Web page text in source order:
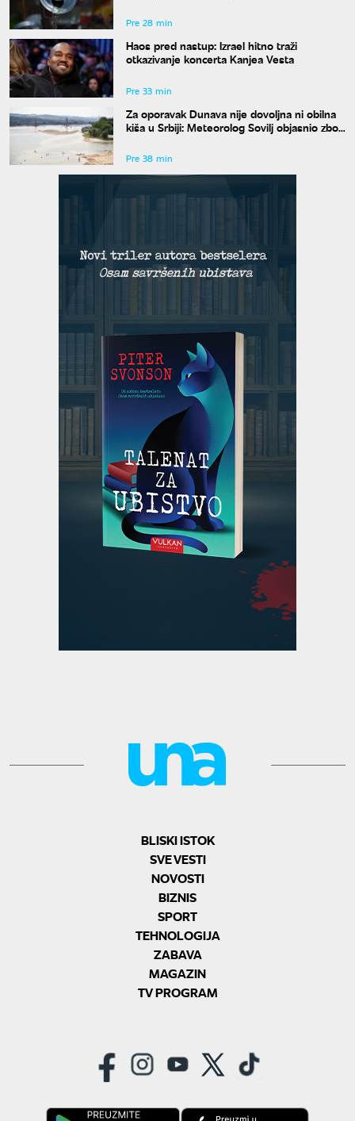
Pre 28 min
Haos pred nastup: Izrael hitno traži
otkazivanje koncerta Kanjea Vesta
Pre 33 min
Za oporavak Dunava nije dovoljna ni obilna
kiša u Srbiji: Meteorolog Sovilj objasnio zbog
Pre 38 min
BLISKI ISTOK
SVE VESTI
NOVOSTI
BIZNIS
SPORT
TEHNOLOGIJA
ZABAVA
MAGAZIN
TV PROGRAM